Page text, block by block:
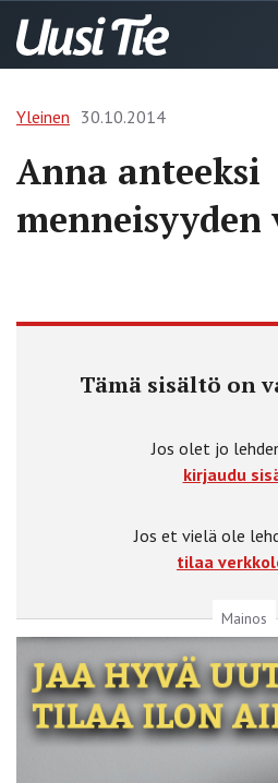
Yleinen 30.10.2014
Anna anteeksi
menneisyyden
Tämä sisältö on
Jos olet jo
kirjaudu
Jos et vielä ole
tilaa
Mainos